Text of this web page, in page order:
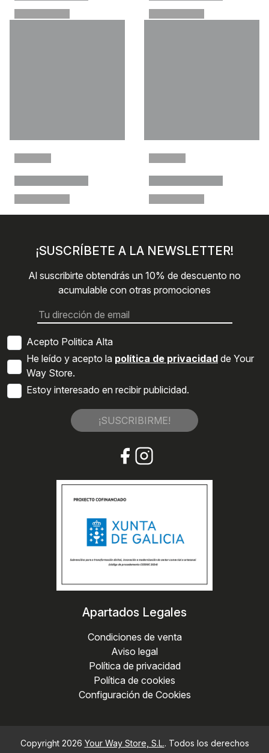
¡SUSCRÍBETE A LA NEWSLETTER!
Al suscribirte obtendrás un 10% de descuento no
acumulable con otras promociones
Acepto Politica Alta
He leído y acepto la política de privacidad de Your
Way Store.
Estoy interesado en recibir publicidad.
¡SUSCRIBIRME!
Apartados Legales
Condiciones de venta
Aviso legal
Política de privacidad
Política de cookies
Configuración de Cookies
Copyright 2026 Your Way Store, S.L.. Todos los derechos